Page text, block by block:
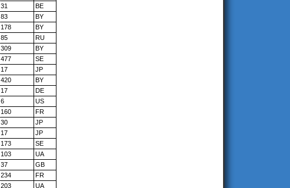
31
BE
83
BY
178
BY
85
RU
309
BY
477
SE
17
JP
420
BY
17
DE
6
US
160
FR
30
JP
17
JP
173
SE
103
UA
37
GB
234
FR
203 UA